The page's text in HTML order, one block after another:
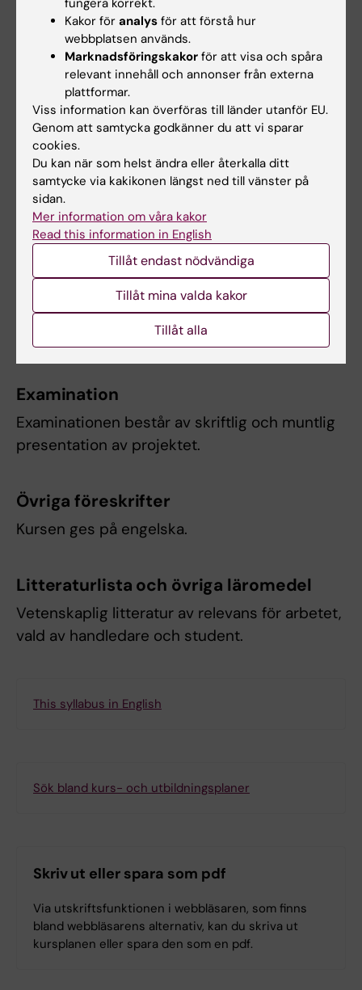
material,
kunna genomföra ett projektarbete på ett
forskningsetiskt korrekt sätt.
Innehåll
Individuellt arbete med tyngdpunkt på
laboratoriepraktik och med vissa
litteraturstudier. En individuell studieplan
upprättas av handledare och student
tillsammans inför kursen.
Arbetsformer
Individuellt arbete med datainsamling under
Examination
Examinationen består av skriftlig och muntlig
presentation av projektet.
Övriga föreskrifter
Kursen ges på engelska.
Litteraturlista och övriga läromedel
Vetenskaplig litteratur av relevans för arbetet,
vald av handledare och student.
This syllabus in English
Sök bland kurs- och utbildningsplaner
Skriv ut eller spara som pdf
Via utskriftsfunktionen i webbläsaren, som finns
bland webbläsarens alternativ, kan du skriva ut
kursplanen eller spara den som en pdf.
fungera korrekt.
Kakor för analys för att förstå hur
webbplatsen används.
Marknadsföringskakor för att visa och spåra
relevant innehåll och annonser från externa
plattformar.
Viss information kan överföras till länder utanför EU.
Genom att samtycka godkänner du att vi sparar
cookies.
Du kan när som helst ändra eller återkalla ditt
samtycke via kakikonen längst ned till vänster på
sidan.
Mer information om våra kakor
Read this information in English
Tillåt endast nödvändiga
Tillåt mina valda kakor
Tillåt alla